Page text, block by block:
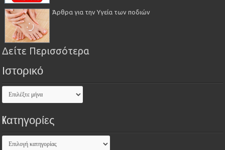
Άρθρα για την Υγεία των ποδιών
Δείτε Περισσότερα
Ιστορικό
Kατηγορίες